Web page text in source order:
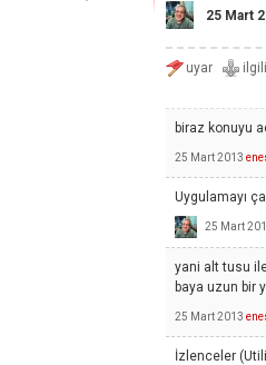
25 Mart
biraz konuyu
25 Mart 2013
Uygulamayı
25 Mart
yani alt tusu
baya uzun bir
25 Mart 2013
İzlenceler